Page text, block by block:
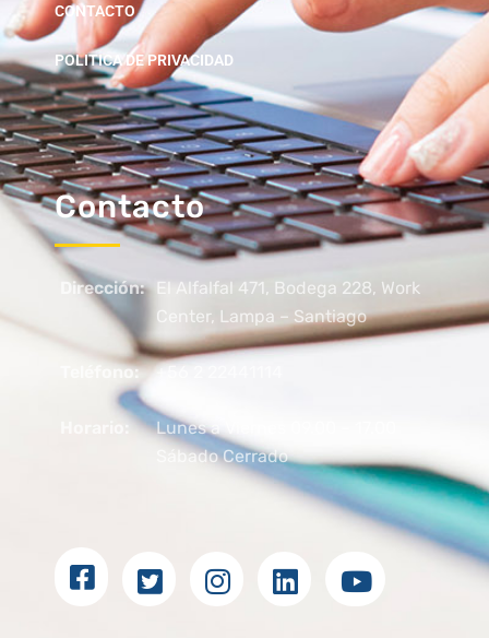
CONTACTO
POLITICA DE PRIVACIDAD
Contacto
Dirección:
El Alfalfal 471, Bodega 228, Work
Center, Lampa – Santiago
Teléfono: +56 2 22441114
Horario:
Lunes a Viernes 09.00 – 17.00
Sábado Cerrado